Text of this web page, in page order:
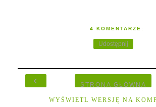
4 KOMENTARZE:
Udostępnij
‹ STRONA GŁÓWNA
WYŚWIETL WERSJĘ NA